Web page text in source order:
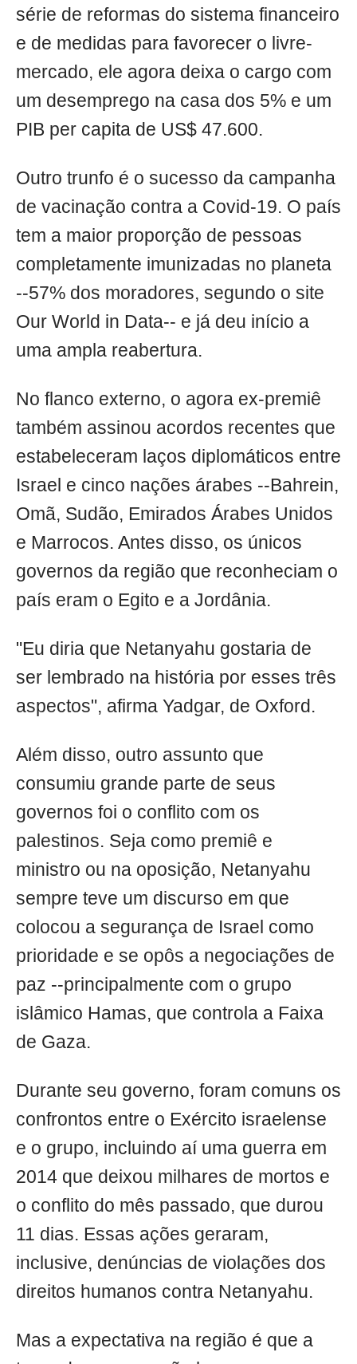
série de reformas do sistema financeiro
e de medidas para favorecer o livre-
mercado, ele agora deixa o cargo com
um desemprego na casa dos 5% e um
PIB per capita de US$ 47.600.
Outro trunfo é o sucesso da campanha
de vacinação contra a Covid-19. O país
tem a maior proporção de pessoas
completamente imunizadas no planeta
--57% dos moradores, segundo o site
Our World in Data-- e já deu início a
uma ampla reabertura.
No flanco externo, o agora ex-premiê
também assinou acordos recentes que
estabeleceram laços diplomáticos entre
Israel e cinco nações árabes --Bahrein,
Omã, Sudão, Emirados Árabes Unidos
e Marrocos. Antes disso, os únicos
governos da região que reconheciam o
país eram o Egito e a Jordânia.
"Eu diria que Netanyahu gostaria de
ser lembrado na história por esses três
aspectos", afirma Yadgar, de Oxford.
Além disso, outro assunto que
consumiu grande parte de seus
governos foi o conflito com os
palestinos. Seja como premiê e
ministro ou na oposição, Netanyahu
sempre teve um discurso em que
colocou a segurança de Israel como
prioridade e se opôs a negociações de
paz --principalmente com o grupo
islâmico Hamas, que controla a Faixa
de Gaza.
Durante seu governo, foram comuns os
confrontos entre o Exército israelense
e o grupo, incluindo aí uma guerra em
2014 que deixou milhares de mortos e
o conflito do mês passado, que durou
11 dias. Essas ações geraram,
inclusive, denúncias de violações dos
direitos humanos contra Netanyahu.
Mas a expectativa na região é que a